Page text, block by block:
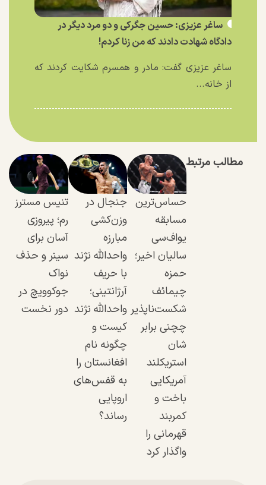
ساغر عزیزی: حسین جگرکی و دو مرد دیگر در
دادگاه شهادت دادند که من زنا کردم!
ساغر عزیزی گفت: مادر و همسرم شکایت کردند که
از خانه...
مطالب مرتبط
حساس‌ترین
مسابقه
یواف‌سی
سالیان اخیر؛
حمزه
چیمائف
شکست‌ناپذیر
چچنی برابر
شان
استریکلند
آمریکایی
باخت و
کمربند
قهرمانی را
واگذار کرد
جنجال در
وزن‌کشی
مبارزه
واحدالله نژند
با حریف
آرژانتینی؛
واحدالله نژند
کیست و
چگونه نام
افغانستان را
به قفس‌های
اروپایی
رساند؟
تنیس مسترز
رم؛ پیروزی
آسان برای
سینر و حذف
نواک
جوکوویچ در
دور نخست